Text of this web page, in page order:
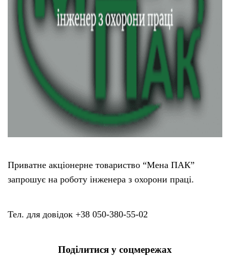
Приватне акціонерне товариство “Мена ПАК”
запрошує на роботу інженера з охорони праці.
Тел. для довідок +38 050-380-55-02
Поділитися у соцмережах